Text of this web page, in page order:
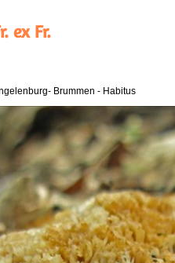
ex Fr.
Brummen - Habitus